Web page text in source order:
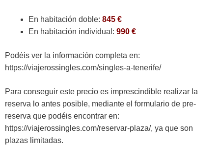
En habitación doble: 845 €
En habitación individual: 990 €
Podéis ver la información completa en:
https://viajerossingles.com/singles-a-tenerife/
Para conseguir este precio es imprescindible realizar la
reserva lo antes posible, mediante el formulario de pre-
reserva que podéis encontrar en:
https://viajerossingles.com/reservar-plaza/, ya que son
plazas limitadas.